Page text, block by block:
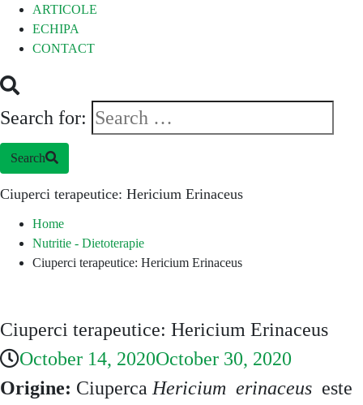
ARTICOLE
ECHIPA
CONTACT
Search for:
Search
Ciuperci terapeutice: Hericium Erinaceus
Home
Nutritie - Dietoterapie
Ciuperci terapeutice: Hericium Erinaceus
Ciuperci terapeutice: Hericium Erinaceus
October 14, 2020October 30, 2020
Origine: Ciuperca Hericium erinaceus este